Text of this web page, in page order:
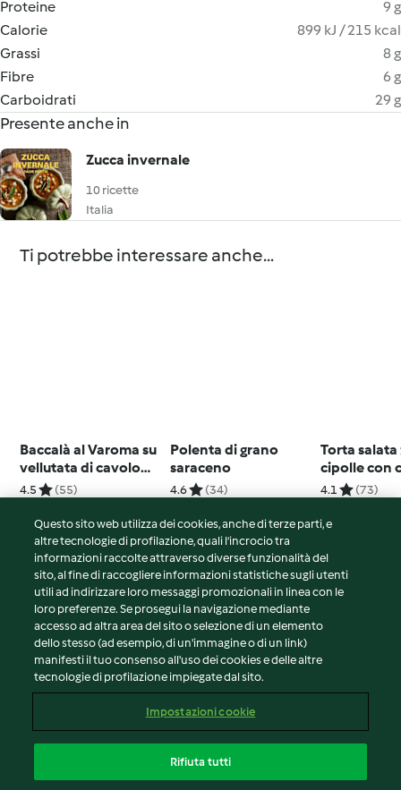
Proteine
9 g
Calorie
899 kJ / 215 kcal
Grassi
8 g
Fibre
6 g
Carboidrati
29 g
Presente anche in
Zucca invernale
10 ricette
Italia
Ti potrebbe interessare anche...
Baccalà al Varoma su
vellutata di cavolo
romano
4.5 (55)
Polenta di grano
saraceno
4.6 (34)
Torta salata
cipolle con
autunnale
4.1 (73)
© Copyright 2026
Termini del servizio
Informativa sulla privacy
Avvertenze generali
Note legali
Contenuto del rapporto
Dichiarazione di accessibilità
Questo sito web utilizza dei cookies, anche di terze parti, e
altre tecnologie di profilazione, quali l’incrocio tra
informazioni raccolte attraverso diverse funzionalità del
sito, al fine di raccogliere informazioni statistiche sugli utenti
utili ad indirizzare loro messaggi promozionali in linea con le
loro preferenze. Se prosegui la navigazione mediante
accesso ad altra area del sito o selezione di un elemento
dello stesso (ad esempio, di un'immagine o di un link)
manifesti il tuo consenso all'uso dei cookies e delle altre
tecnologie di profilazione impiegate dal sito.
Impostazioni cookie
Rifiuta tutti